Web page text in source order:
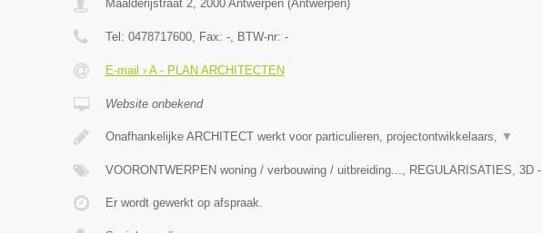
Maalderijstraat 2, 2000 Antwerpen(Antwerpen)
Tel: 0478717600, Fax: -, BTW-nr: -
E-mail › A - PLAN ARCHITECTEN
Website onbekend
Onafhankelijke ARCHITECT werkt voor particulieren, projectontwikkelaars, ▼
VOORONTWERPEN woning / verbouwing / uitbreiding..., REGULARISATIES, 3D -
Er wordt gewerkt op afspraak.